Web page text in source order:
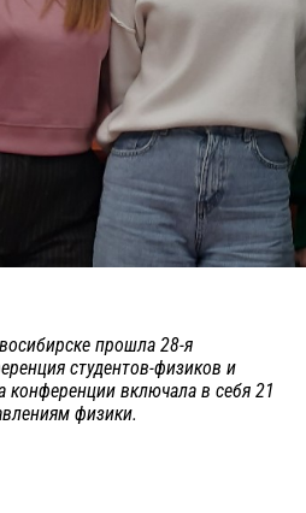
прошла 28-я
студентов-физиков и
включала в себя 21
физики.